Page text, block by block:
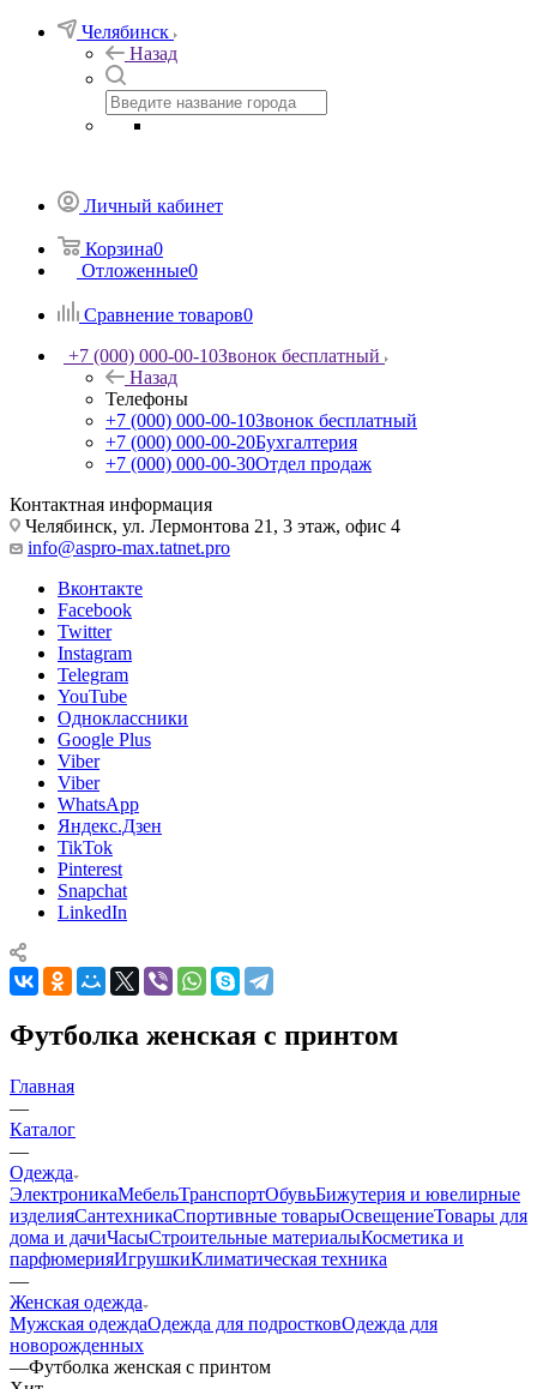
Челябинск
Назад
Личный кабинет
Корзина0
Отложенные0
Сравнение товаров0
+7 (000) 000-00-10Звонок бесплатный
Назад
Телефоны
+7 (000) 000-00-10Звонок бесплатный
+7 (000) 000-00-20Бухгалтерия
+7 (000) 000-00-30Отдел продаж
Контактная информация
Челябинск, ул. Лермонтова 21, 3 этаж, офис 4
info@aspro-max.tatnet.pro
Вконтакте
Facebook
Twitter
Instagram
Telegram
YouTube
Одноклассники
Google Plus
Viber
Viber
WhatsApp
Яндекс.Дзен
TikTok
Pinterest
Snapchat
LinkedIn
Футболка женская с принтом
Главная
—
Каталог
—
Одежда
ЭлектроникаМебельТранспортОбувьБижутерия и ювелирные
изделияСантехникаСпортивные товарыОсвещениеТовары для
дома и дачиЧасыСтроительные материалыКосметика и
парфюмерияИгрушкиКлиматическая техника
—
Женская одежда
Мужская одеждаОдежда для подростковОдежда для
новорожденных
—Футболка женская с принтом